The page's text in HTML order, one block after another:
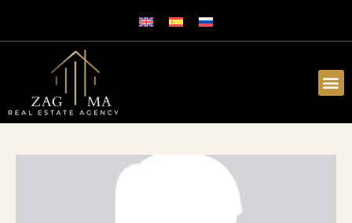
CONTÁCTENOS